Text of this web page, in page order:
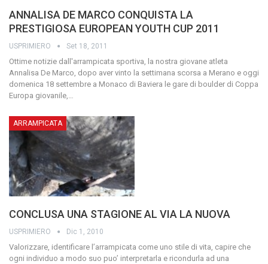
ANNALISA DE MARCO CONQUISTA LA
PRESTIGIOSA EUROPEAN YOUTH CUP 2011
USPRIMIERO Set 18, 2011
Ottime notizie dall'arrampicata sportiva, la nostra giovane atleta
Annalisa De Marco, dopo aver vinto la settimana scorsa a Merano e oggi
domenica 18 settembre a Monaco di Baviera le gare di boulder di Coppa
Europa giovanile,
ARRAMPICATA
CONCLUSA UNA STAGIONE AL VIA LA NUOVA
USPRIMIERO Dic 1, 2010
Valorizzare, identificare l’arrampicata come uno stile di vita, capire che
ogni individuo a modo suo puo’ interpretarla e ricondurla ad una